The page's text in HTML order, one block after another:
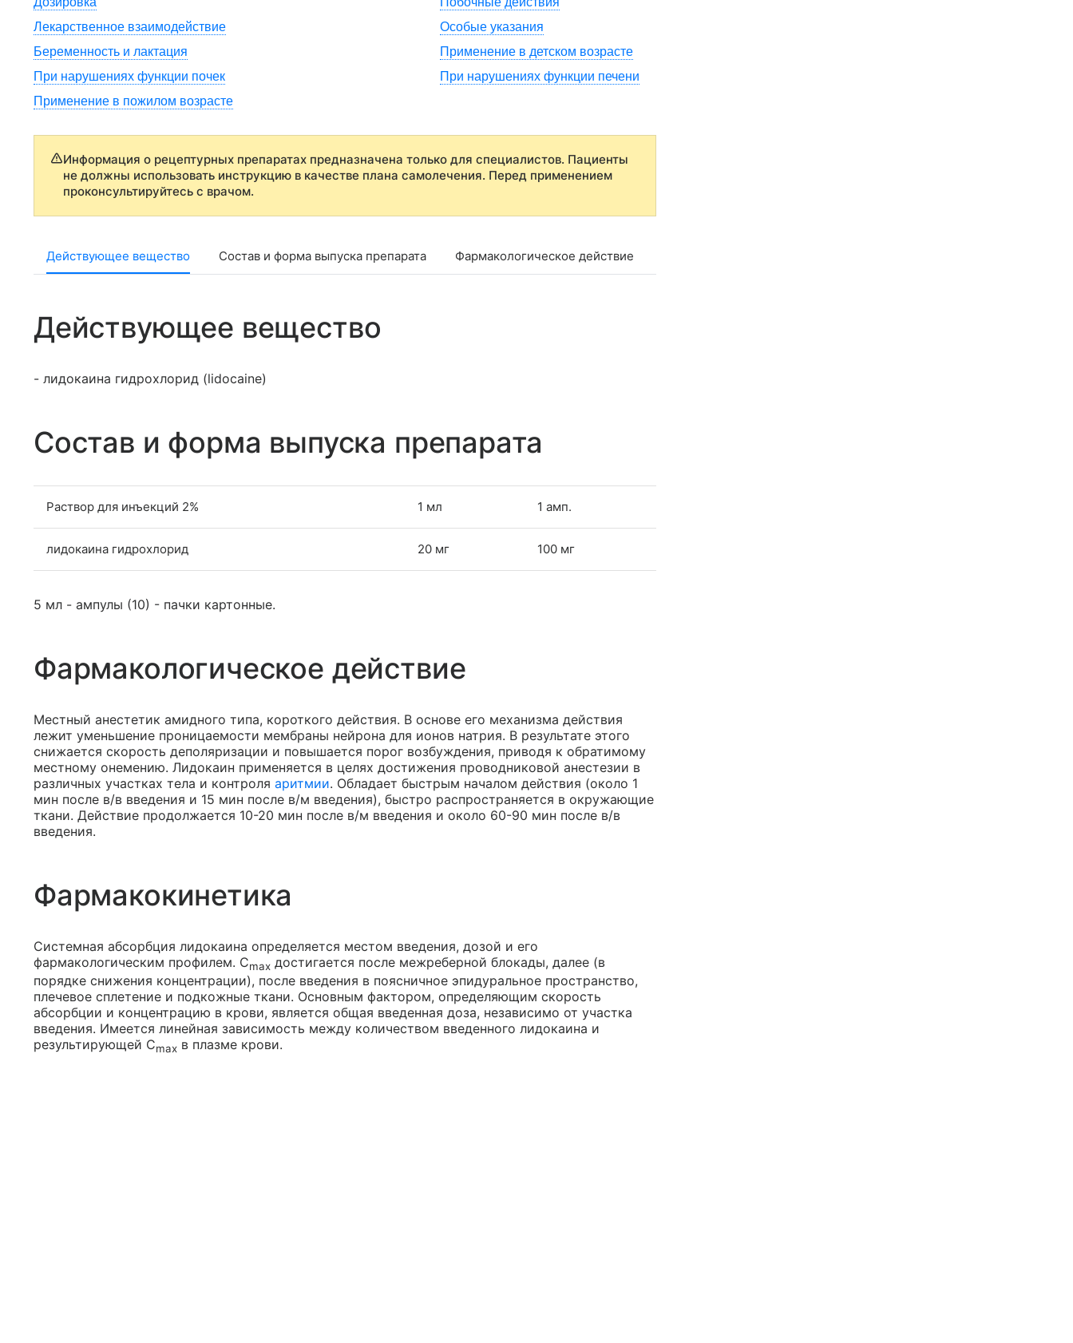
Лекарственное взаимодействие
Особые указания
Беременность и лактация
Применение в детском возрасте
При нарушениях функции почек
При нарушениях функции печени
Применение в пожилом возрасте
Информация о рецептурных препаратах предназначена только для специалистов. Пациенты
не должны использовать инструкцию в качестве плана самолечения. Перед применением
проконсультируйтесь с врачом.
Действующее вещество Состав и форма выпуска препарата Фармакологическое действие
Действующее вещество
- лидокаина гидрохлорид (lidocaine)
Состав и форма выпуска препарата
Раствор для инъекций 2% 1 мл 1 амп.
лидокаина гидрохлорид 20 мг 100 мг
5 мл - ампулы (10) - пачки картонные.
Фармакологическое действие
Местный анестетик амидного типа, короткого действия. В основе его механизма действия
лежит уменьшение проницаемости мембраны нейрона для ионов натрия. В результате этого
снижается скорость деполяризации и повышается порог возбуждения, приводя к обратимому
местному онемению. Лидокаин применяется в целях достижения проводниковой анестезии в
различных участках тела и контроля аритмии. Обладает быстрым началом действия (около 1
мин после в/в введения и 15 мин после в/м введения), быстро распространяется в окружающие
ткани. Действие продолжается 10-20 мин после в/м введения и около 60-90 мин после в/в
введения.
Фармакокинетика
Системная абсорбция лидокаина определяется местом введения, дозой и его
фармакологическим профилем. Cmax достигается после межреберной блокады, далее (в
порядке снижения концентрации), после введения в поясничное эпидуральное пространство,
плечевое сплетение и подкожные ткани. Основным фактором, определяющим скорость
абсорбции и концентрацию в крови, является общая введенная доза, независимо от участка
введения. Имеется линейная зависимость между количеством введенного лидокаина и
результирующей Cmax в плазме крови.